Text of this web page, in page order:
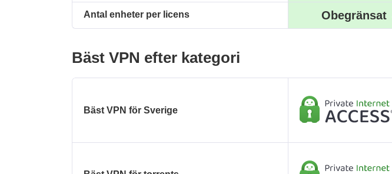
Antal enheter per licens Obegränsat
Bäst VPN efter kategori
Bäst VPN för Sverige